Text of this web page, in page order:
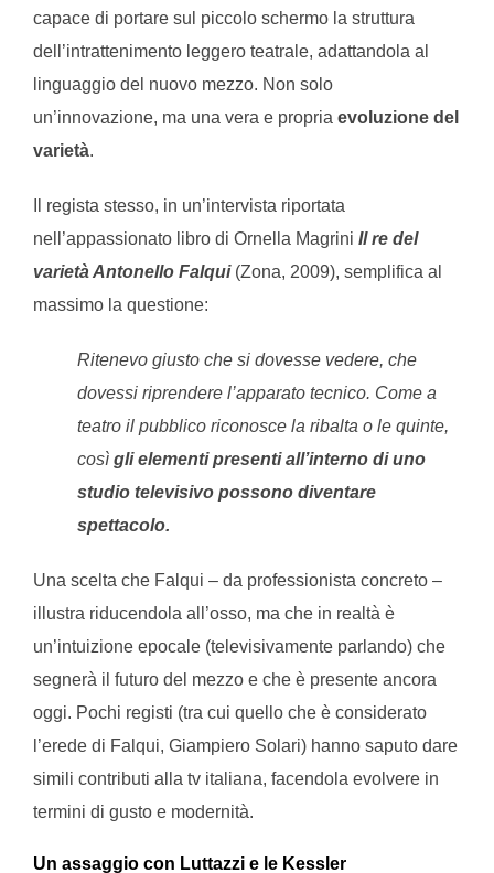
capace di portare sul piccolo schermo la struttura
dell’intrattenimento leggero teatrale, adattandola al
linguaggio del nuovo mezzo. Non solo
un’innovazione, ma una vera e propria evoluzione del
varietà.
Il regista stesso, in un’intervista riportata
nell’appassionato libro di Ornella Magrini Il re del
varietà Antonello Falqui(Zona, 2009), semplifica al
massimo la questione:
Ritenevo giusto che si dovesse vedere, che
dovessi riprendere l’apparato tecnico. Come a
teatro il pubblico riconosce la ribalta o le quinte,
così gli elementi presenti all’interno di uno
studio televisivo possono diventare
spettacolo.
Una scelta che Falqui – da professionista concreto –
illustra riducendola all’osso, ma che in realtà è
un’intuizione epocale (televisivamente parlando) che
segnerà il futuro del mezzo e che è presente ancora
oggi. Pochi registi (tra cui quello che è considerato
l’erede di Falqui, Giampiero Solari) hanno saputo dare
simili contributi alla tv italiana, facendola evolvere in
termini di gusto e modernità.
Un assaggio con Luttazzi e le Kessler